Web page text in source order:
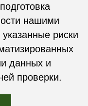
нашими
риски
данных и
проверки.